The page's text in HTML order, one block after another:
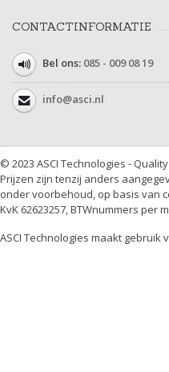
CONTACTINFORMATIE
Bel ons: 085 - 009 08 19
info@asci.nl
© 2023 ASCI Technologies -
Prijzen zijn tenzij anders
onder voorbehoud, op basis van
KvK 62623257, BTWnummers per
ASCI Technologies maakt gebruik